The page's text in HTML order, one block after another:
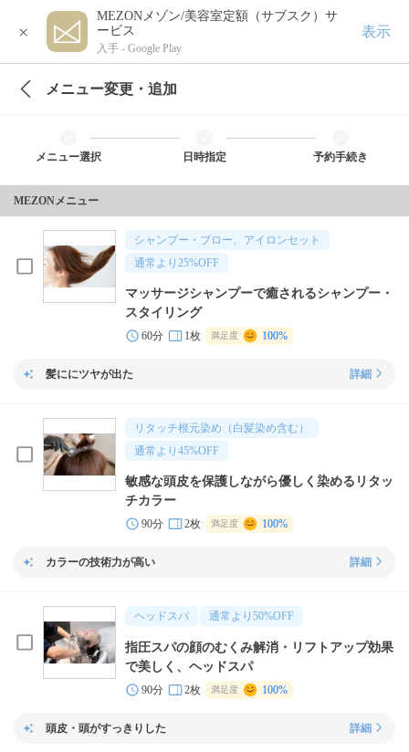
×
MEZONメゾン/美容室定額（サブスク）サ
ービス
入手 - Google Play
表示
メニュー変更・追加
メニュー選択 日時指定 予約手続き
MEZONメニュー
シャンプー・ブロー、アイロンセット
通常より 25%OFF
マッサージシャンプーで癒されるシャンプー・
スタイリング
60分 1枚 満足度 100%
髪ににツヤが出た 詳細
リタッチ根元染め（白髪染め含む）
通常より 45%OFF
敏感な頭皮を保護しながら優しく染めるリタッ
チカラー
90分 2枚 満足度 100%
カラーの技術力が高い 詳細
ヘッドスパ 通常より 50%OFF
指圧スパの顔のむくみ解消・リフトアップ効果
で美しく、ヘッドスパ
90分 2枚 満足度 100%
頭皮・頭がすっきりした 詳細